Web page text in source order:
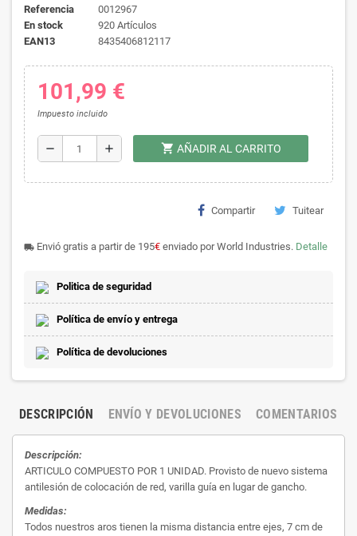
Referencia
0012967
En stock
920 Artículos
EAN13
8435406812117
101,99 €
Impuesto incluido
remove add shopping_cart AÑADIR AL CARRITO
Compartir Tuitear
local_shipping Envió gratis a partir de 195€ enviado por World Industries. Detalle
Politica de seguridad
Política de envío y entrega
Política de devoluciones
DESCRIPCIÓN ENVÍO Y DEVOLUCIONES COMENTARIOS
Descripción:
ARTICULO COMPUESTO POR 1 UNIDAD. Provisto de nuevo sistema
antilesión de colocación de red, varilla guía en lugar de gancho.
Medidas:
Todos nuestros aros tienen la misma distancia entre ejes, 7 cm de